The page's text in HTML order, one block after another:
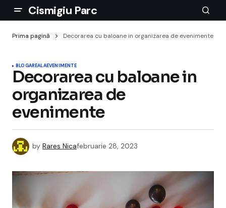
Cismigiu Parc
Prima pagină Decorarea cu baloane in organizarea de evenimente
BLOGAREALAEVENIMENTE
Decorarea cu baloane in
organizarea de
evenimente
by Rares Nicafebruarie 28, 2023